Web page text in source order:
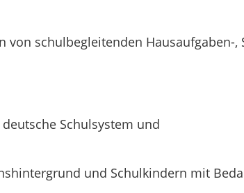
schulbegleitenden Hausaufgaben-,
Schulsystem und
und Schulkindern mit